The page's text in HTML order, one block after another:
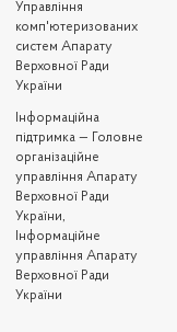
Управління
комп'ютеризованих
систем Апарату
Верховної Ради
України
Iнформаційна
підтримка — Головне
організаційне
управління Апарату
Верховної Ради
України,
Інформаційне
управління Апарату
Верховної Ради
України